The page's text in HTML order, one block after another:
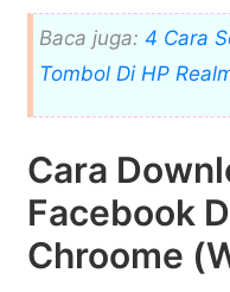
Baca juga:4 Cara
Tombol Di HP
Cara
Facebook
Chroome